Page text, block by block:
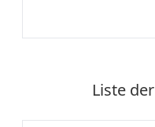
Liste